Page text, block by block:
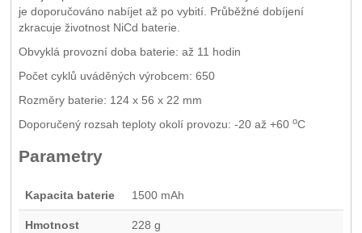
je doporučováno nabíjet až po vybití. Průběžné dobíjení
zkracuje životnost NiCd baterie.
Obvyklá provozní doba baterie: až 11 hodin
Počet cyklů uváděných výrobcem: 650
Rozměry baterie: 124 x 56 x 22 mm
Doporučený rozsah teploty okolí provozu: -20 až +60 oC
Parametry
Kapacita baterie 1500 mAh
Hmotnost 228 g